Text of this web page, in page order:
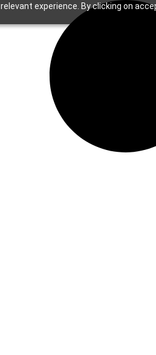
experience. By clicking on